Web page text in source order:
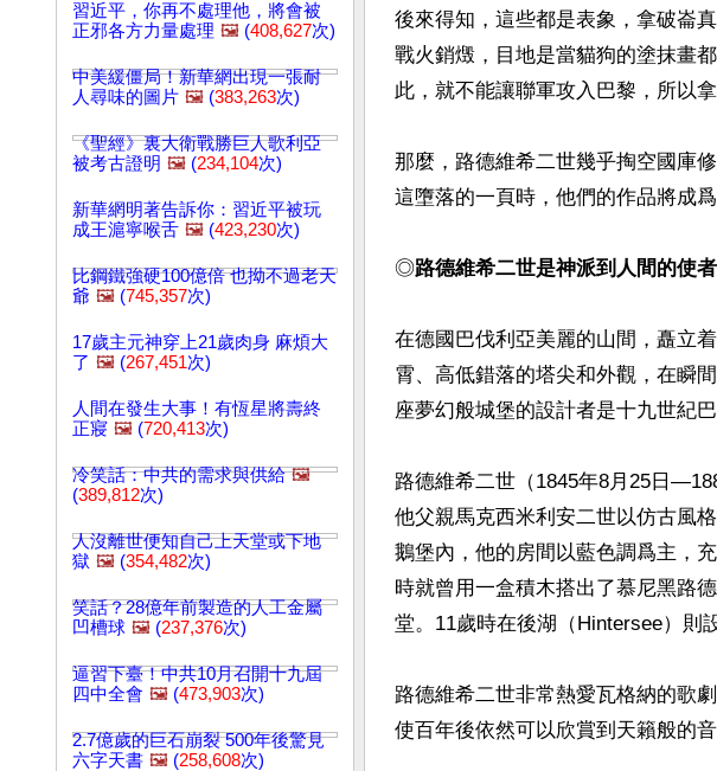
習近平，你再不處理他，將會被
正邪各方力量處理 🖼️ (408,627次)
中美緩僵局！新華網出現一張耐
人尋味的圖片 🖼️ (383,263次)
《聖經》裏大衛戰勝巨人歌利亞
被考古證明 🖼️ (234,104次)
新華網明著告訴你：習近平被玩
成王滬寧喉舌 🖼️ (423,230次)
比鋼鐵強硬100億倍 也拗不過老天
爺 🖼️ (745,357次)
17歲主元神穿上21歲肉身 麻煩大
了 🖼️ (267,451次)
人間在發生大事！有恆星將壽終
正寢 🖼️ (720,413次)
冷笑話：中共的需求與供給 🖼️
(389,812次)
人沒離世便知自己上天堂或下地
獄 🖼️ (354,482次)
笑話？28億年前製造的人工金屬
凹槽球 🖼️ (237,376次)
逼習下臺！中共10月召開十九屆
四中全會 🖼️ (473,903次)
2.7億歲的巨石崩裂 500年後驚見
六字天書 🖼️ (258,608次)
後來得知，這些都是表象，拿破崙
戰火銷燬，目地是當貓狗的塗抹畫
此，就不能讓聯軍攻入巴黎，所以
那麼，路德維希二世幾乎掏空國庫
這墮落的一頁時，他們的作品將成
◎路德維希二世是神派到人間的使者
在德國巴伐利亞美麗的山間，矗立
霄、高低錯落的塔尖和外觀，在瞬
座夢幻般城堡的設計者是十九世紀
路德維希二世（1845年8月25日
他父親馬克西米利安二世以仿古風
鵝堡內，他的房間以藍色調爲主，
時就曾用一盒積木搭出了慕尼黑路
堂。11歲時在後湖（Hintersee）則
路德維希二世非常熱愛瓦格納的歌
使百年後依然可以欣賞到天籟般的音